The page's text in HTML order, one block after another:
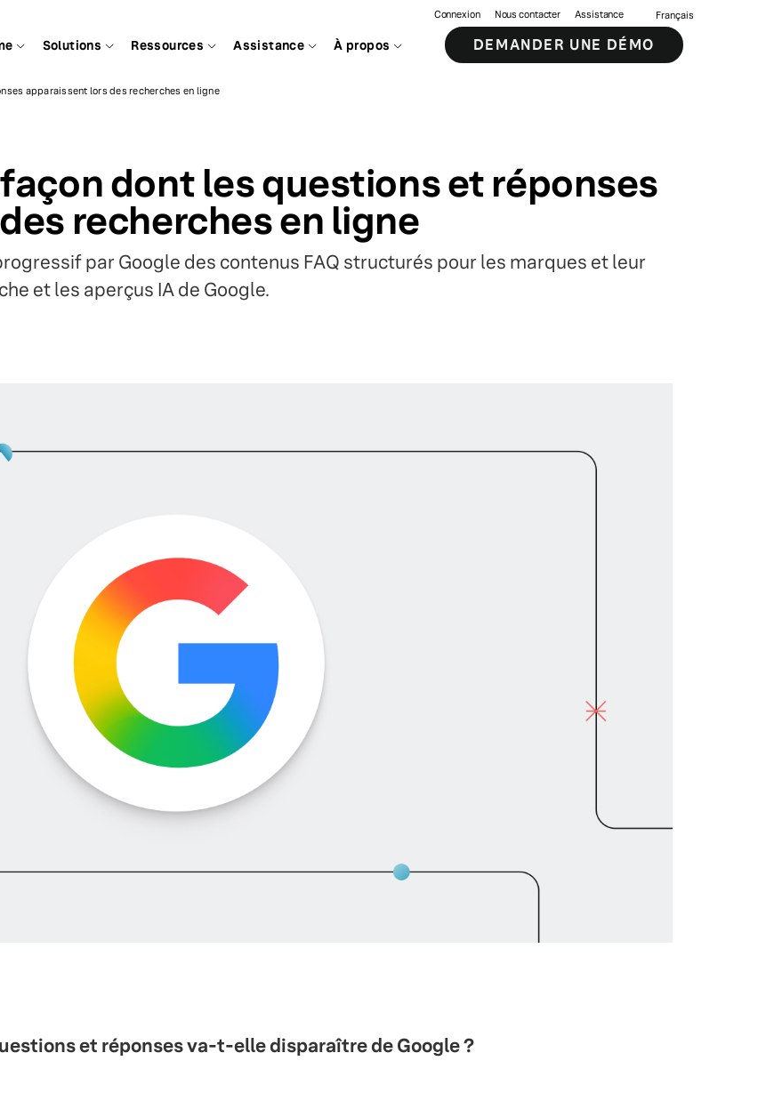
Solutions Ressources Assistance À propos
Connexion Nous contacter Assistance Français
DEMANDER UNE DÉMO
apparaissent lors des recherches en ligne
dont les questions et réponses
recherches en ligne
par Google des contenus FAQ structurés pour les marques et leur
et les aperçus IA de Google.
et réponses va-t-elle disparaître de Google ?